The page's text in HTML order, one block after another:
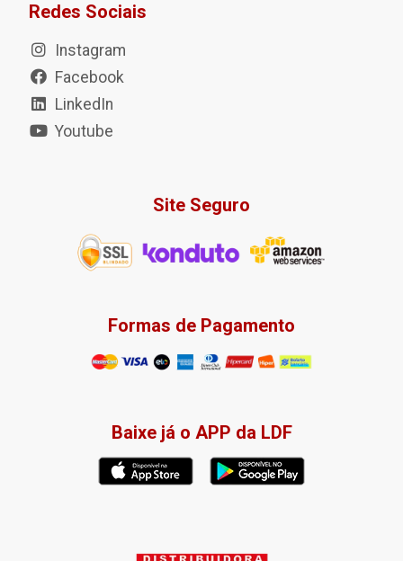
Redes Sociais
Instagram
Facebook
LinkedIn
Youtube
Site Seguro
Formas de Pagamento
Baixe já o APP da LDF